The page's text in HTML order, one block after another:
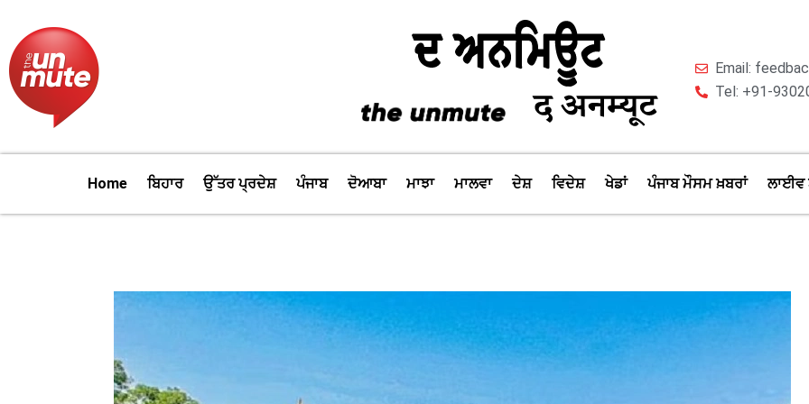
content
Email:
Tel: +91-
Home ਬਿਹਾਰ ਉੱਤਰ ਪ੍ਰਦੇਸ਼ ਪੰਜਾਬ ਦੋਆਬਾ ਮਾਝਾ ਮਾਲਵਾ ਦੇਸ਼ ਵਿਦੇਸ਼ ਖੇਡਾਂ ਪੰਜਾਬ ਮੌਸਮ ਖ਼ਬਰਾਂ ਲਾਈਵ